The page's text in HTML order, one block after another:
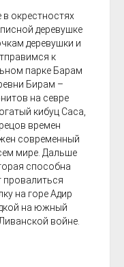
в окрестностях
деревушке
деревушки и
к
парке Барам
Бирам –
на севре
кибуц Саса,
времен
современный
мире. Дальше
способна
провалиться
на горе Адир
на южный
войне.